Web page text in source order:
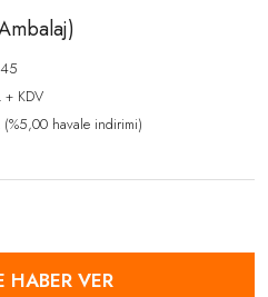
+ KDV
havale indirimi)
HABER VER